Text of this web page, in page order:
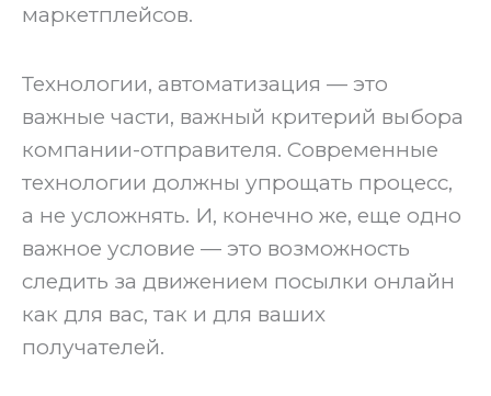
маркетплейсов.
‍Технологии, автоматизация — это
важные части, важный критерий выбора
компании-отправителя. Современные
технологии должны упрощать процесс,
а не усложнять. И, конечно же, еще одно
важное условие — это возможность
следить за движением посылки онлайн
как для вас, так и для ваших
получателей.